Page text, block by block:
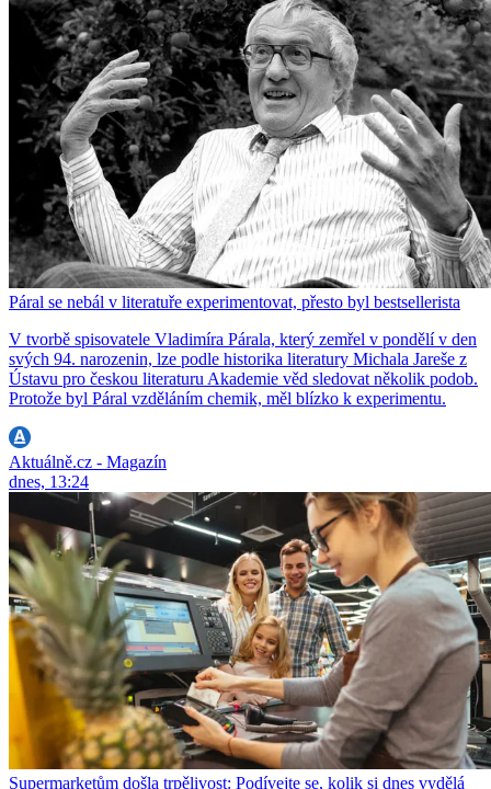
Páral se nebál v literatuře experimentovat, přesto byl bestsellerista
V tvorbě spisovatele Vladimíra Párala, který zemřel v pondělí v den
svých 94. narozenin, lze podle historika literatury Michala Jareše z
Ústavu pro českou literaturu Akademie věd sledovat několik podob.
Protože byl Páral vzděláním chemik, měl blízko k experimentu.
Aktuálně.cz - Magazín
dnes, 13:24
Supermarketům došla trpělivost: Podívejte se, kolik si dnes vydělá